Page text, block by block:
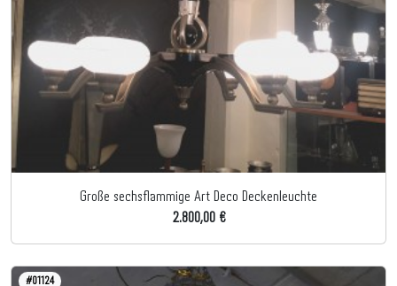
Große sechsflammige Art Deco Deckenleuchte
2.800,00 €
#01124